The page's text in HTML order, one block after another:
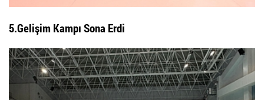
5.Gelişim Kampı Sona Erdi